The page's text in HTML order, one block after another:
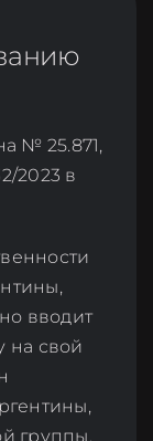
№ 25.871,
2023 в
вводит
на свой
группы.